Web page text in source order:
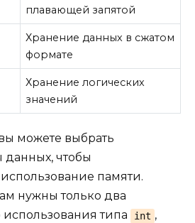
плавающей запятой
Хранение данных в сжатом
формате
Хранение логических
значений
можете выбрать
чтобы
памяти.
нужны только два
использования типа
int ,